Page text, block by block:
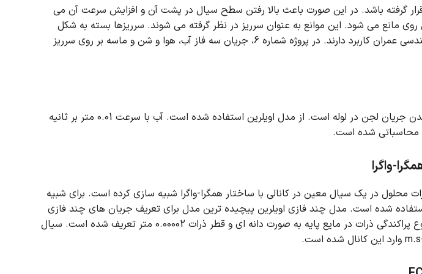
گرفته باشد. در این صورت باعث بالا رفتن سطح سیال در پشت آن و افزایش سرعت آن می
روی مانع می شود. این موانع به عنوان سرریز در نظر گرفته می شوند. سرریزها بسته به شکل
عمران کاربرد دارند.
در پروژه شماره 6، جریان سه فاز آب، هوا و شن و ماسه بر روی سرریز
از مدل اویلرین استفاده شده است.
آب با سرعت 0.01 متر بر ثانیه
واگرا
برای شبیه
شده است. مدل چند فازی اویلرین پیچیده ترین مدل برای تعریف جریان های چند فازی
ذرات در مایع پایه به صورت دانه ای و قطر ذرات 0.00002 متر تعریف شده است.
سیال